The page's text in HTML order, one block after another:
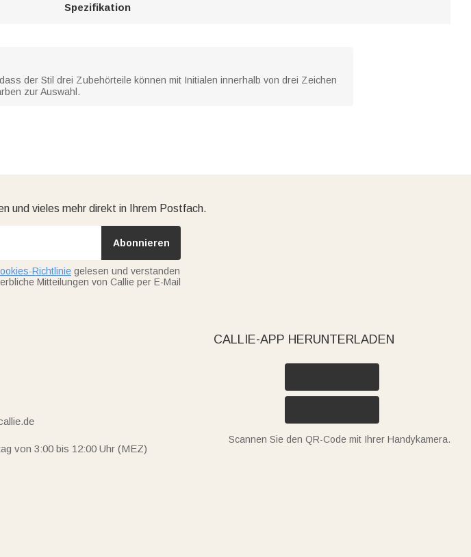
Spezifikation
der Stil drei Zubehörteile können mit Initialen innerhalb von drei Zeichen
zur Auswahl.
und vieles mehr direkt in Ihrem Postfach.
Abonnieren
Richtlinie gelesen und verstanden
Mitteilungen von Callie per E-Mail
von 3:00 bis 12:00 Uhr (MEZ)
CALLIE-APP HERUNTERLADEN
Scannen Sie den QR-Code mit Ihrer Handykamera.